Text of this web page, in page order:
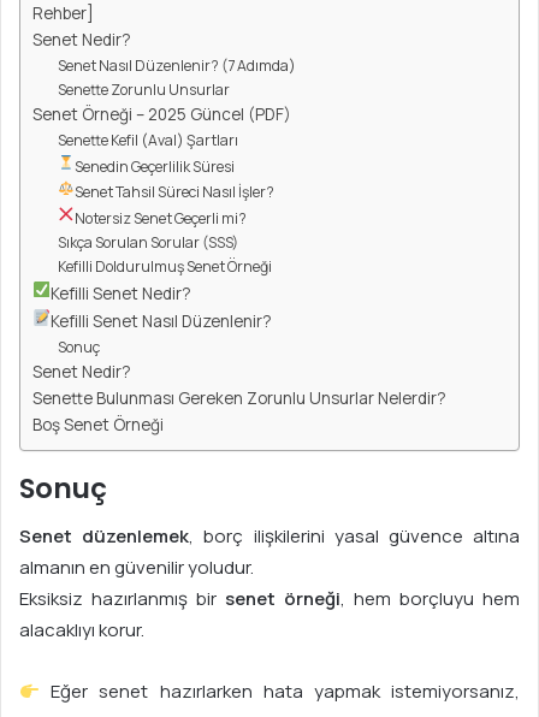
Rehber]
Senet Nedir?
Senet Nasıl Düzenlenir? (7 Adımda)
Senette Zorunlu Unsurlar
Senet Örneği – 2025 Güncel (PDF)
Senette Kefil (Aval) Şartları
Senedin Geçerlilik Süresi
Senet Tahsil Süreci Nasıl İşler?
Notersiz Senet Geçerli mi?
Sıkça Sorulan Sorular (SSS)
Kefilli Doldurulmuş Senet Örneği
Kefilli Senet Nedir?
Kefilli Senet Nasıl Düzenlenir?
Sonuç
Senet Nedir?
Senette Bulunması Gereken Zorunlu Unsurlar Nelerdir?
Boş Senet Örneği
Sonuç
Senet düzenlemek, borç ilişkilerini yasal güvence altına
almanın en güvenilir yoludur.
Eksiksiz hazırlanmış bir senet örneği, hem borçluyu hem
alacaklıyı korur.
Eğer senet hazırlarken hata yapmak istemiyorsanız,